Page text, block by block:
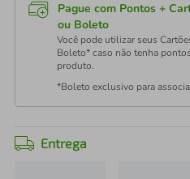
Pague com Pontos +
ou Boleto
Você pode utilizar seus
Boleto* caso não tenha
produto.
*Boleto exclusivo para
Entrega